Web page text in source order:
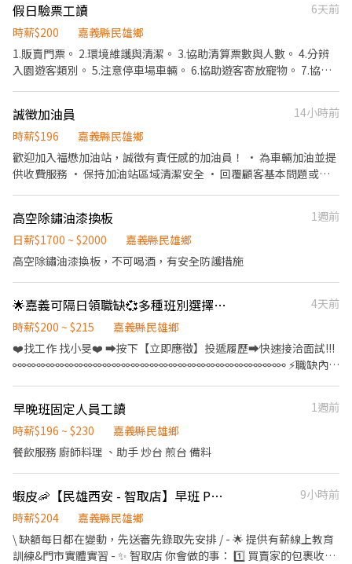
08:30(輪休30分) ➡️【薪資】37800元.配合加班平均約45K~47K -
⭐️【眼鏡組裝課】(新和廠)組裝作業員(坐立式作業) 【工作內容】 眼
休30分) ➡️【薪資】30500元.配合加班平均約36K~38K - ➡️【中
班】16:00-00:30(輪休30分) ➡️【薪資】34000元.配合加班平均約
40K~42K ✅中班需在早班受訓兩周 - ✅【休假方式】周休二日.見紅
休 ✅【用餐方式】代訂中餐或晚餐70元/餐 ✅【薪轉帳戶】每月12
勞退 - ❤️請先按 【 我 要 應 徵 】 投遞履歷➡快速接洽面試 -
╔~~♥~~♥~~⭐️【 應徵方式 】⭐️~~♥~~♥~~╗ ↓↓找嘉嘉 工作攏
低嘉↓↓ ☎️連絡電話:0933670253 ☎️加瀨詢問:@927wcdri 陳嘉嘉
➡️火速找嘉嘉 https://lin.ee/Y30dLdb ╚~~♥~~♥~~⭐️【 快速找工
作 】⭐️~~♥~~♥~~╝
215元，平均大約36K~37K ➡️約3~6個月可轉正，轉正薪資
$32,000(另有年終及獎金，依個人績效及公司營運狀況而定） -
【福利】 ✅【休假制度】週休二日、紅日休 ✅【提供預支】可提供
預支 ✅【吃飯】員工餐廳自付20塊 ✅【禮金】三節禮金600元(生日.
速接洽面試 - ╔~~♥~~♥⭐️【 應徵方式 】⭐️~~♥~~♥~~╗ ↓↓找嘉
嘉 工作攏低嘉↓↓ ☎️連絡電話:0933670253 ☎️加賴詢
╚~~♥~~♥~~⭐️【 快速找工作 】⭐️~~♥~~♥~~╝✨
假日驗票工讀
6天前
時薪$200
嘉義縣民雄鄉
1.販賣門票。 2.環境維護與清潔。 3.協助清算票數與人數。 4.分辨
入園遊客類別。 5.注意停車場車輛。 6.協助遊客寄放寵物。 7.協助
誠徵加油員
14小時前
時薪$196
嘉義縣民雄鄉
歡迎加入福懋加油站，誠徵有責任感的加油員！ • 為車輛加油並提
供收費服務 • 保持加油站區域清潔安全 • 回覆顧客基本問題或需
使沒經驗，也能順利成為團隊一員！
高空除鏽油漆換板
1週前
日薪$1700 ~ $2000
嘉義縣民雄鄉
高空除鏽油漆換板，不可喝酒，有安全防護措施
🌟嘉義可隔日領職缺💞多種班別選擇💰高時薪200-215元⭕可視訊面試(J-蝦)
4天前
時薪$200 ~ $215
嘉義縣民雄鄉
❤️‍找工作 找小旻❤️‍ ➡按下【立即應徵】投遞履歷➡快速接洽面試!!!
⚯⚯⚯⚯⚯⚯⚯⚯⚯⚯⚯⚯⚯⚯⚯⚯⚯⚯⚯⚯⚯⚯⚯⚯⚯⚯⚯⚯⚯ ⚡職缺內容
09:00-18:00 時薪：200元 中班:15:30-00:30時薪：205元 晚
班:00:00-09:00時薪：215元 晚八班:20:00-24:00時薪:200元 📌周休
二日 日班:09:00-18:00時薪200元 中班:15:30-00:30時薪205元 夜
✨ෆෆෆෆෆෆ📞應徵看這裡📞ෆෆෆෆෆෆ✨ ❤️‍服務專員:小旻 ❤️‍加賴詢問:
搜尋帳號@547qfznf（記得加＠） ❤️‍點擊加
入:https://lin.ee/TuSzLpe (加入後請傳: 職缺截圖+姓名+電話)
早晚班固定人員工讀
1週前
時薪$196 ~ $230
嘉義縣民雄鄉
餐飲服務 廚師料理 、助手 炒台 煎台 備料
蝦皮🦐【民雄西安 - 智取店】早班 PT🍤｜有薪教育訓練 × 免輪班
9小時前
時薪$204
嘉義縣民雄鄉
\ 缺額每日都在變動，先送審先錄取先安排 / - 🌟 提供有薪線上教育
訓練&門市實體實習 - ✨ 智取店 你會做的事： 1️⃣ 買賣家的包裹收